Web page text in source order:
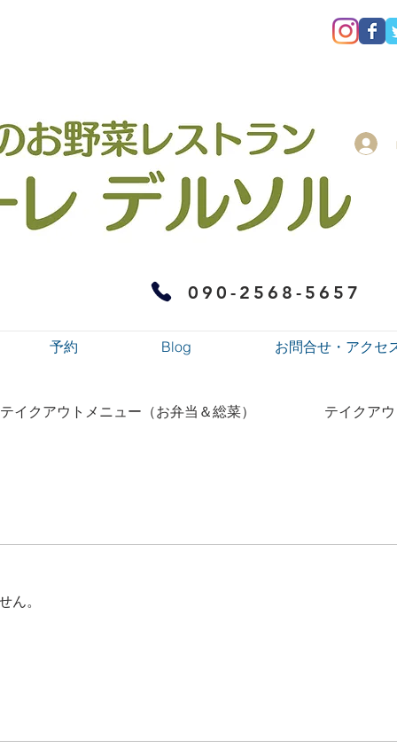
090-2568-5657
予約 Blog お問合せ・アクセ
テイクアウトメニュー（お弁当＆総菜） テイクア
。